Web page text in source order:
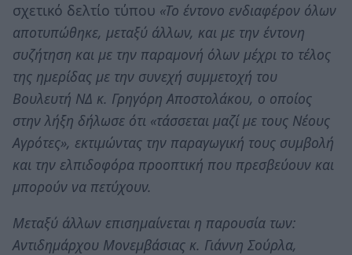
σχετικό δελτίο τύπου «Το έντονο ενδιαφέρον όλων
αποτυπώθηκε, μεταξύ άλλων, και με την έντονη
συζήτηση και με την παραμονή όλων μέχρι το τέλος
της ημερίδας με την συνεχή συμμετοχή του
Βουλευτή ΝΔ κ. Γρηγόρη Αποστολάκου, ο οποίος
στην λήξη δήλωσε ότι «τάσσεται μαζί με τους Νέους
Αγρότες», εκτιμώντας την παραγωγική τους συμβολή
και την ελπιδοφόρα προοπτική που πρεσβεύουν και
μπορούν να πετύχουν.
Μεταξύ άλλων επισημαίνεται η παρουσία των:
Αντιδημάρχου Μονεμβάσιας κ. Γιάννη Σούρλα,